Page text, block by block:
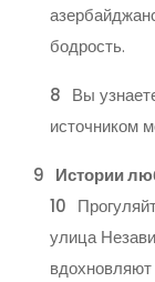
бодрость.
Вы
источником
Истории
улица